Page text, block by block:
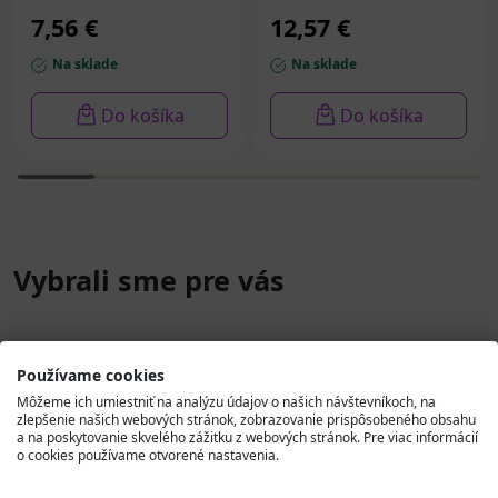
7,56 €
Na sklade
Do košíka
12,57 €
Na sklade
Do košíka
Vybrali sme pre vás
Používame cookies
Môžeme ich umiestniť na analýzu údajov o našich návštevníkoch, na
zlepšenie našich webových stránok, zobrazovanie prispôsobeného obsahu
a na poskytovanie skvelého zážitku z webových stránok. Pre viac informácií
o cookies používame otvorené nastavenia.